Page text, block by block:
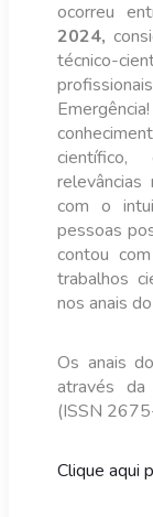
ocorreu
2024,
técnico-
com o
pessoas
contou
trabalhos
nos anais
Os anais
através da
(ISSN
Clique aqui